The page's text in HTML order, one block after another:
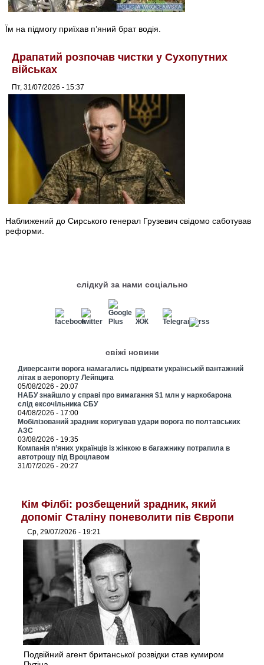
Їм на підмогу приїхав п’яний брат водія.
Драпатий розпочав чистки у Сухопутних
військах
Пт, 31/07/2026 - 15:37
Наближений до Сирського генерал Грузевич свідомо саботував
реформи.
слідкуй за нами соціально
свіжі новини
Диверсанти ворога намагались підірвати українській вантажний
літак в аеропорту Лейпцига
05/08/2026 - 20:07
НАБУ знайшло у справі про вимагання $1 млн у наркобарона
слід ексочільника СБУ
04/08/2026 - 17:00
Мобілізований зрадник коригував удари ворога по полтавських
АЗС
03/08/2026 - 19:35
Компанія п’яних українців із жінкою в багажнику потрапила в
автотрощу під Вроцлавом
31/07/2026 - 20:27
Кім Філбі: розбещений зрадник, який
допоміг Сталіну поневолити пів Європи
Ср, 29/07/2026 - 19:21
Подвійний агент британської розвідки став кумиром